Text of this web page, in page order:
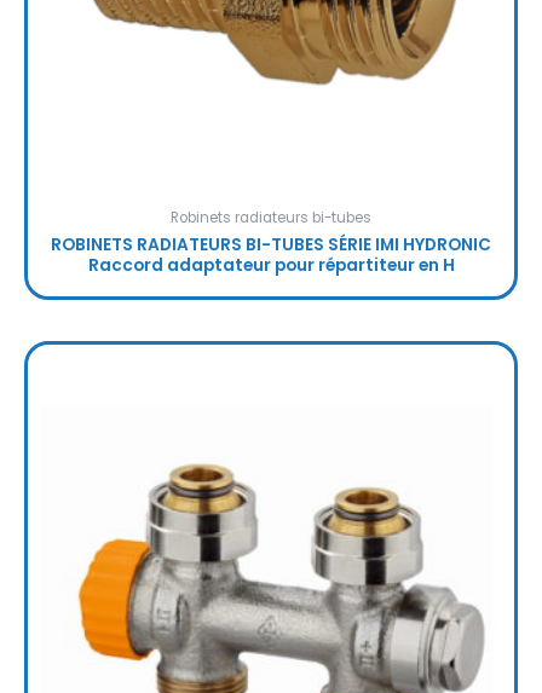
Robinets radiateurs bi-tubes
ROBINETS RADIATEURS BI-TUBES SÉRIE IMI HYDRONIC
Raccord adaptateur pour répartiteur en H